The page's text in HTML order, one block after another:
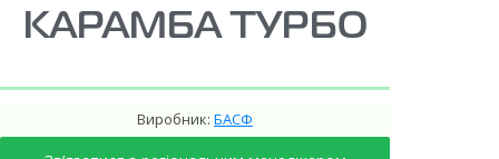
КАРАМБА ТУРБО
Виробник: БАСФ